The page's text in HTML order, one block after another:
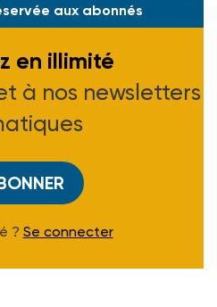
aux abonnés
en illimité
à nos newsletters
? Se connecter